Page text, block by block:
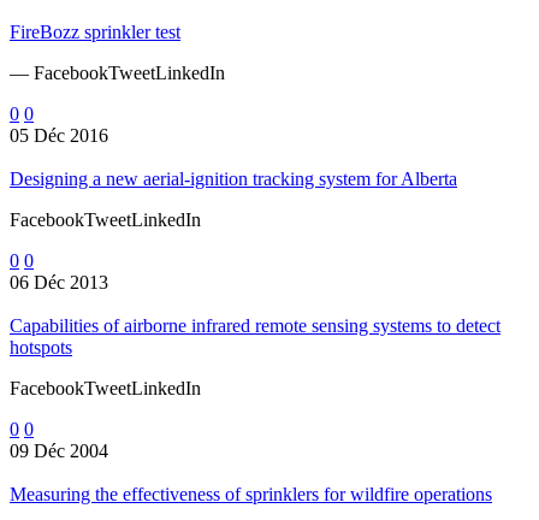
FireBozz sprinkler test
— FacebookTweetLinkedIn
0 0
05 Déc 2016
Designing a new aerial-ignition tracking system for Alberta
FacebookTweetLinkedIn
0 0
06 Déc 2013
Capabilities of airborne infrared remote sensing systems to detect
hotspots
FacebookTweetLinkedIn
0 0
09 Déc 2004
Measuring the effectiveness of sprinklers for wildfire operations